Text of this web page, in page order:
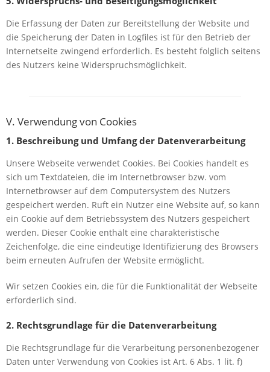
Die Erfassung der Daten zur Bereitstellung der Website und
die Speicherung der Daten in Logfiles ist für den Betrieb der
Internetseite zwingend erforderlich. Es besteht folglich seitens
des Nutzers keine Widerspruchsmöglichkeit.
V. Verwendung von Cookies
1. Beschreibung und Umfang der Datenverarbeitung
Unsere Webseite verwendet Cookies. Bei Cookies handelt es
sich um Textdateien, die im Internetbrowser bzw. vom
Internetbrowser auf dem Computersystem des Nutzers
gespeichert werden. Ruft ein Nutzer eine Website auf, so kann
ein Cookie auf dem Betriebssystem des Nutzers gespeichert
werden. Dieser Cookie enthält eine charakteristische
Zeichenfolge, die eine eindeutige Identifizierung des Browsers
beim erneuten Aufrufen der Website ermöglicht.
Wir setzen Cookies ein, die für die Funktionalität der Webseite
erforderlich sind.
2. Rechtsgrundlage für die Datenverarbeitung
Die Rechtsgrundlage für die Verarbeitung personenbezogener
Daten unter Verwendung von Cookies ist Art. 6 Abs. 1 lit. f)